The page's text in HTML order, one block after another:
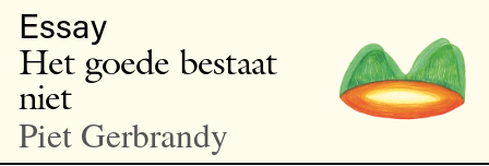
Essay
Het goede bestaat
niet
Piet Gerbrandy